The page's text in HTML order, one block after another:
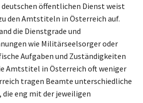
öffentlichen Dienst weist
den Amtstiteln in Österreich auf.
die Dienstgrade und
wie Militärseelsorger oder
Aufgaben und Zuständigkeiten
Amtstitel in Österreich oft weniger
tragen Beamte unterschiedliche
eng mit der jeweiligen